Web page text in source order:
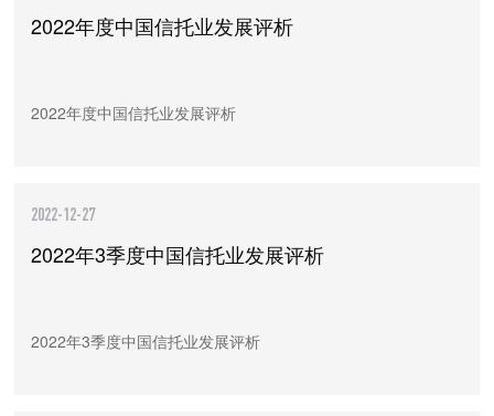
2022年度中国信托业发展评析
2022年度中国信托业发展评析
2022-12-27
2022年3季度中国信托业发展评析
2022年3季度中国信托业发展评析